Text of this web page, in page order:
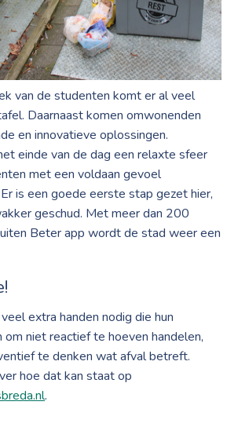
van de studenten komt er al veel
Daarnaast komen omwonenden
en innovatieve oplossingen.
einde van de dag een relaxte sfeer
met een voldaan gevoel
is een goede eerste stap gezet hier,
geschud. Met meer dan 200
Beter app wordt de stad weer een
extra handen nodig die hun
niet reactief te hoeven handelen,
te denken wat afval betreft.
hoe dat kan staat op
.